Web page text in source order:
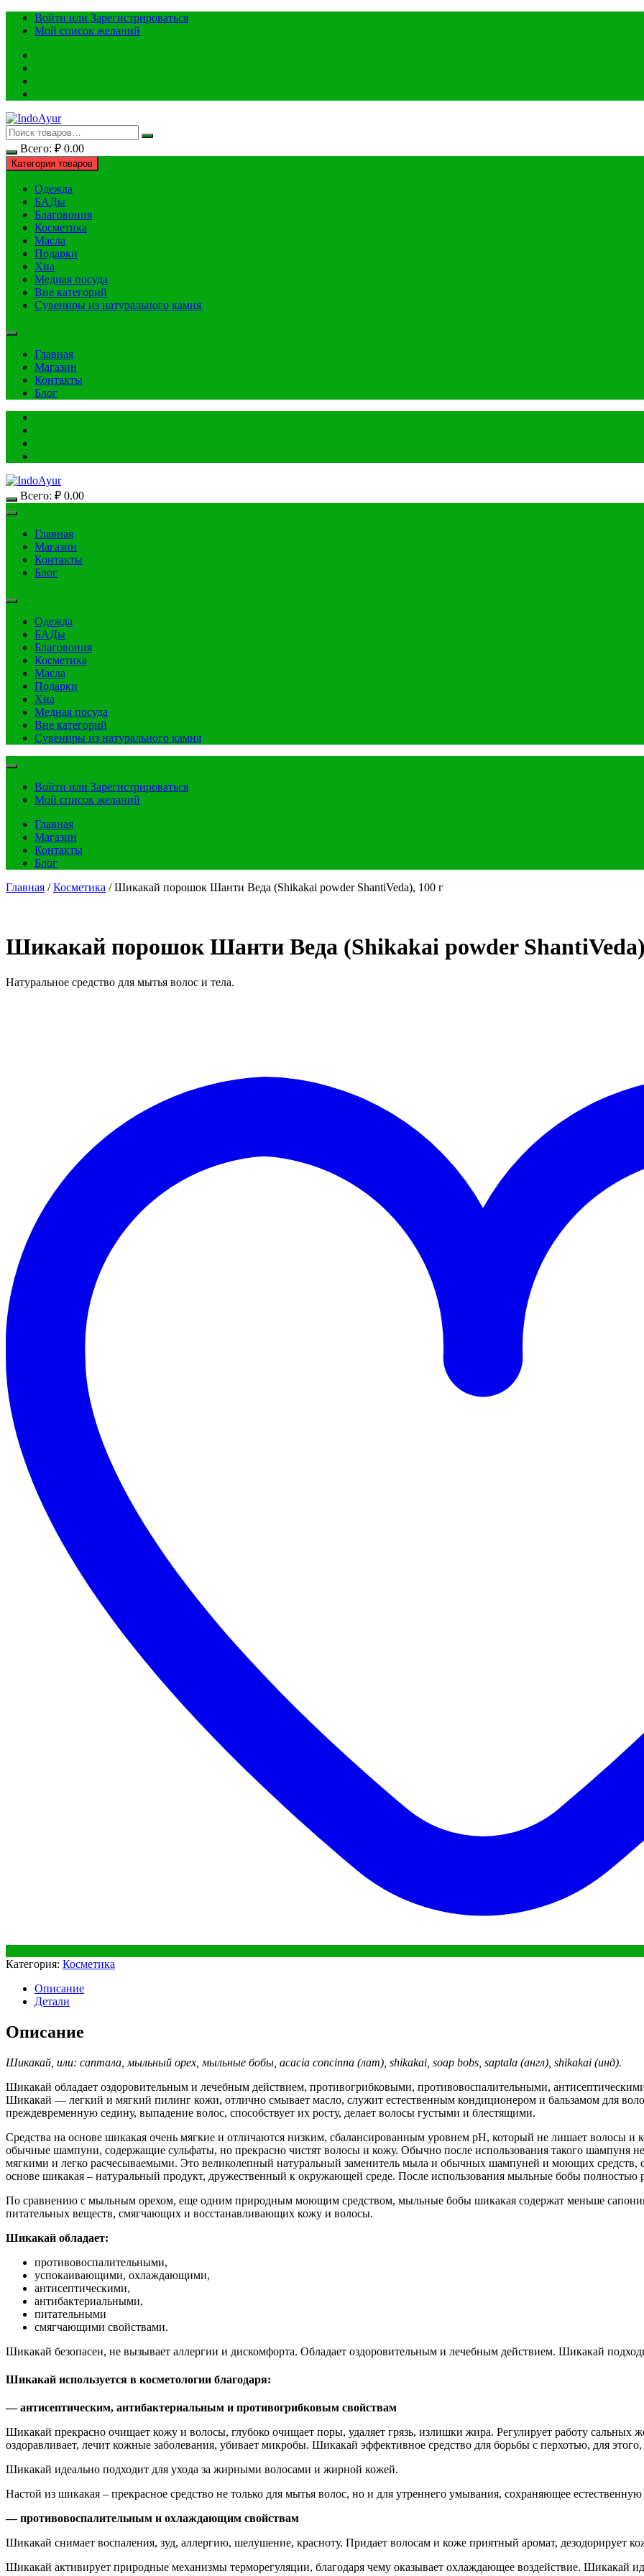
ПерейтиВойти или Зарегистрироваться
Мой список желаний
Всего: ₽ 0.00
Категории товаров
Одежда
БАДы
Благовония
Косметика
Масла
Подарки
Хна
Медная посуда
Вне категорий
Сувениры из натурального камня
Главная
Магазин
Контакты
Блог
Всего: ₽ 0.00
Главная
Магазин
Контакты
Блог
Одежда
БАДы
Благовония
Косметика
Масла
Подарки
Хна
Медная посуда
Вне категорий
Сувениры из натурального камня
Войти или Зарегистрироваться
Мой список желаний
Главная
Магазин
Контакты
Блог
Главная /Косметика / Шикакай порошок Шанти Веда (Shikakai powder ShantiVeda), 100 г
Шикакай порошок Шанти Веда (Shikakai powder
Натуральное средство для мытья волос и тела.
Категория: Косметика
Описание
Детали
Описание
Шикакай, или: саптала, мыльный орех, мыльные бобы, acacia concinna (лат), shikakai, soap bobs, saptala (англ), shikakai (инд).
Шикакай обладает оздоровительным и лечебным действием, противогрибковыми, противовоспалительными,
Шикакай — легкий и мягкий пилинг кожи, отлично смывает масло, служит естественным кондиционером и бальзамом для
преждевременную седину, выпадение волос, способствует их росту, делает волосы густыми и блестящими.
Средства на основе шикакая очень мягкие и отличаются низким, сбалансированным уровнем pH, который не лишает волосы и
обычные шампуни, содержащие сульфаты, но прекрасно чистят волосы и кожу. Обычно после использования такого шампуня
мягкими и легко расчесываемыми. Это великолепный натуральный заменитель мыла и обычных шампуней и моющих средств,
основе шикакая – натуральный продукт, дружественный к окружающей среде. После использования мыльные бобы полностью
По сравнению с мыльным орехом, еще одним природным моющим средством, мыльные бобы шикакая содержат меньше
питательных веществ, смягчающих и восстанавливающих кожу и волосы.
Шикакай обладает:
противовоспалительными,
успокаивающими, охлаждающими,
антисептическими,
антибактериальными,
питательными
смягчающими свойствами.
Шикакай безопасен, не вызывает аллергии и дискомфорта. Обладает оздоровительным и лечебным действием. Шикакай
Шикакай используется в косметологии благодаря:
— антисептическим, антибактериальным и противогрибковым свойствам
Шикакай прекрасно очищает кожу и волосы, глубоко очищает поры, удаляет грязь, излишки жира. Регулирует работу сальных
оздоравливает, лечит кожные заболевания, убивает микробы. Шикакай эффективное средство для борьбы с перхотью, для этого,
Шикакай идеально подходит для ухода за жирными волосами и жирной кожей.
Настой из шикакая – прекрасное средство не только для мытья волос, но и для утреннего умывания, сохраняющее
— противовоспалительным и охлаждающим свойствам
Шикакай снимает воспаления, зуд, аллергию, шелушение, красноту. Придает волосам и коже приятный аромат, дезодорирует
Шикакай активирует природные механизмы терморегуляции, благодаря чему оказывает охлаждающее воздействие. Шикакай